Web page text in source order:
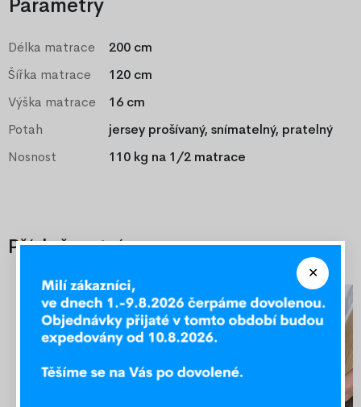
Parametry
Délka matrace
200 cm
Šířka matrace
120 cm
Výška matrace
16 cm
Potah
jersey prošívaný, snímatelný, pratelný
Nosnost
110 kg na 1/2 matrace
Příslušenství
-20% -30%